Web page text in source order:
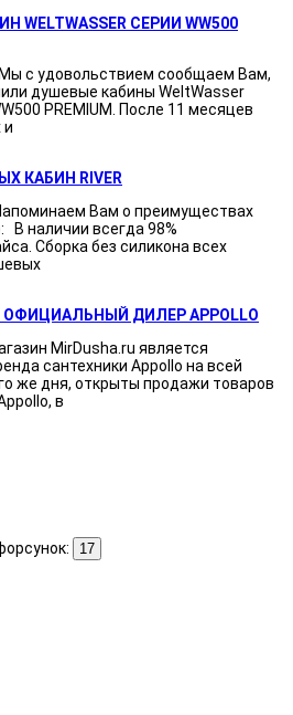
СЕРИИ WW500
с удовольствием сообщаем Вам,
душевые кабины WeltWasser
PREMIUM. После 11 месяцев
и
КАБИН RIVER
Вам о преимуществах
В наличии всегда 98%
Сборка без силикона всех
ОФИЦИАЛЬНЫЙ ДИЛЕР APPOLLO
MirDusha.ru является
сантехники Appollo на всей
же дня, открыты продажи товаров
в
17